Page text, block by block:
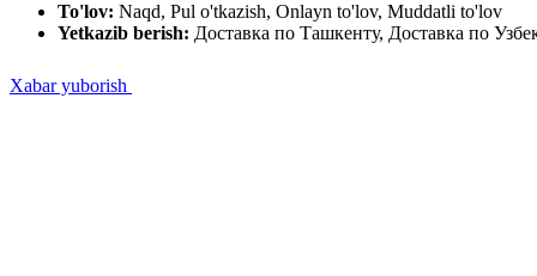
To'lov: Naqd, Pul o'tkazish, Onlayn to'lov, Muddatli to'lov
Yetkazib berish: Доставка по Ташкенту, Доставка по
Xabar yuborish